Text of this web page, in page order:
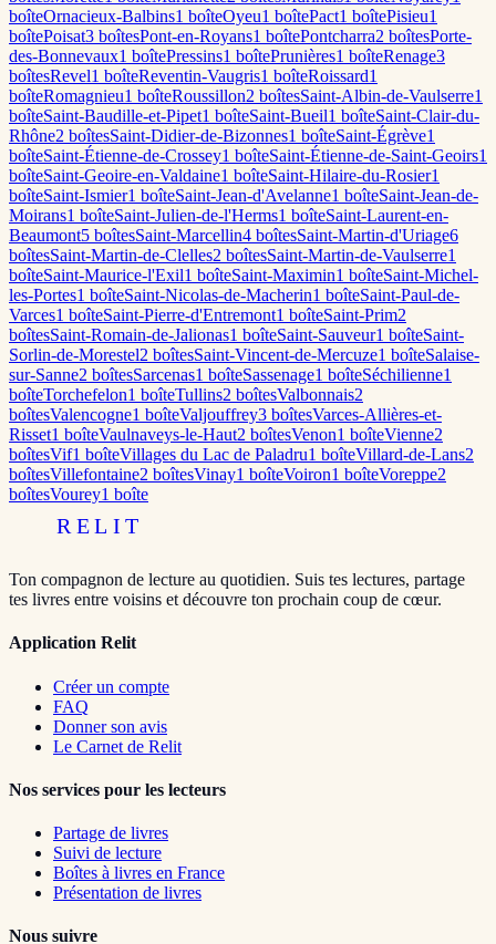
boîteOrnacieux-Balbins1 boîteOyeu1 boîtePact1 boîtePisieu1
boîtePoisat3 boîtesPont-en-Royans1 boîtePontcharra2 boîtesPorte-
des-Bonnevaux1 boîtePressins1 boîtePrunières1 boîteRenage3
boîtesRevel1 boîteReventin-Vaugris1 boîteRoissard1
boîteRomagnieu1 boîteRoussillon2 boîtesSaint-Albin-de-Vaulserre1
boîteSaint-Baudille-et-Pipet1 boîteSaint-Bueil1 boîteSaint-Clair-du-
Rhône2 boîtesSaint-Didier-de-Bizonnes1 boîteSaint-Égrève1
boîteSaint-Étienne-de-Crossey1 boîteSaint-Étienne-de-Saint-Geoirs1
boîteSaint-Geoire-en-Valdaine1 boîteSaint-Hilaire-du-Rosier1
boîteSaint-Ismier1 boîteSaint-Jean-d'Avelanne1 boîteSaint-Jean-de-
Moirans1 boîteSaint-Julien-de-l'Herms1 boîteSaint-Laurent-en-
Beaumont5 boîtesSaint-Marcellin4 boîtesSaint-Martin-d'Uriage6
boîtesSaint-Martin-de-Clelles2 boîtesSaint-Martin-de-Vaulserre1
boîteSaint-Maurice-l'Exil1 boîteSaint-Maximin1 boîteSaint-Michel-
les-Portes1 boîteSaint-Nicolas-de-Macherin1 boîteSaint-Paul-de-
Varces1 boîteSaint-Pierre-d'Entremont1 boîteSaint-Prim2
boîtesSaint-Romain-de-Jalionas1 boîteSaint-Sauveur1 boîteSaint-
Sorlin-de-Morestel2 boîtesSaint-Vincent-de-Mercuze1 boîteSalaise-
sur-Sanne2 boîtesSarcenas1 boîteSassenage1 boîteSéchilienne1
boîteTorchefelon1 boîteTullins2 boîtesValbonnais2
boîtesValencogne1 boîteValjouffrey3 boîtesVarces-Allières-et-
Risset1 boîteVaulnaveys-le-Haut2 boîtesVenon1 boîteVienne2
boîtesVif1 boîteVillages du Lac de Paladru1 boîteVillard-de-Lans2
boîtesVillefontaine2 boîtesVinay1 boîteVoiron1 boîteVoreppe2
boîtesVourey1 boîte
RELIT
Ton compagnon de lecture au quotidien. Suis tes lectures, partage
tes livres entre voisins et découvre ton prochain coup de cœur.
Application Relit
Créer un compte
FAQ
Donner son avis
Le Carnet de Relit
Nos services pour les lecteurs
Partage de livres
Suivi de lecture
Boîtes à livres en France
Présentation de livres
Nous suivre